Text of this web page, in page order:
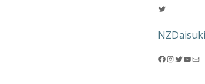
Twitter
NZDaisuki
Facebook InstagramTwitter YouTube メール